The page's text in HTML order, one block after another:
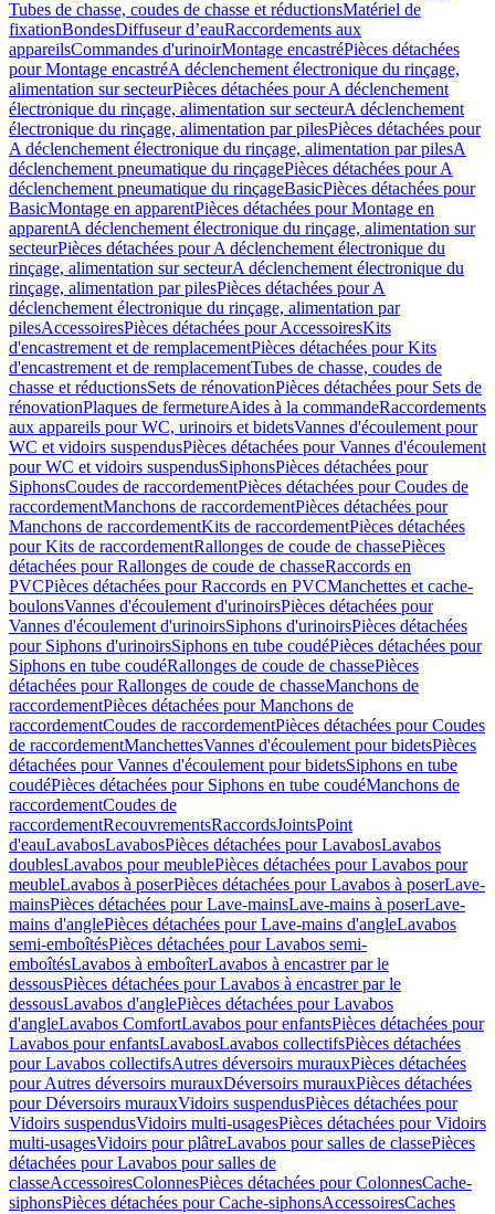
Tubes de chasse, coudes de chasse et réductionsMatériel de
fixationBondesDiffuseur d’eauRaccordements aux
appareilsCommandes d'urinoirMontage encastréPièces détachées
pour Montage encastréA déclenchement électronique du rinçage,
alimentation sur secteurPièces détachées pour A déclenchement
électronique du rinçage, alimentation sur secteurA déclenchement
électronique du rinçage, alimentation par pilesPièces détachées pour
A déclenchement électronique du rinçage, alimentation par pilesA
déclenchement pneumatique du rinçagePièces détachées pour A
déclenchement pneumatique du rinçageBasicPièces détachées pour
BasicMontage en apparentPièces détachées pour Montage en
apparentA déclenchement électronique du rinçage, alimentation sur
secteurPièces détachées pour A déclenchement électronique du
rinçage, alimentation sur secteurA déclenchement électronique du
rinçage, alimentation par pilesPièces détachées pour A
déclenchement électronique du rinçage, alimentation par
pilesAccessoiresPièces détachées pour AccessoiresKits
d'encastrement et de remplacementPièces détachées pour Kits
d'encastrement et de remplacementTubes de chasse, coudes de
chasse et réductionsSets de rénovationPièces détachées pour Sets de
rénovationPlaques de fermetureAides à la commandeRaccordements
aux appareils pour WC, urinoirs et bidetsVannes d'écoulement pour
WC et vidoirs suspendusPièces détachées pour Vannes d'écoulement
pour WC et vidoirs suspendusSiphonsPièces détachées pour
SiphonsCoudes de raccordementPièces détachées pour Coudes de
raccordementManchons de raccordementPièces détachées pour
Manchons de raccordementKits de raccordementPièces détachées
pour Kits de raccordementRallonges de coude de chassePièces
détachées pour Rallonges de coude de chasseRaccords en
PVCPièces détachées pour Raccords en PVCManchettes et cache-
boulonsVannes d'écoulement d'urinoirsPièces détachées pour
Vannes d'écoulement d'urinoirsSiphons d'urinoirsPièces détachées
pour Siphons d'urinoirsSiphons en tube coudéPièces détachées pour
Siphons en tube coudéRallonges de coude de chassePièces
détachées pour Rallonges de coude de chasseManchons de
raccordementPièces détachées pour Manchons de
raccordementCoudes de raccordementPièces détachées pour Coudes
de raccordementManchettesVannes d'écoulement pour bidetsPièces
détachées pour Vannes d'écoulement pour bidetsSiphons en tube
coudéPièces détachées pour Siphons en tube coudéManchons de
raccordementCoudes de
raccordementRecouvrementsRaccordsJointsPoint
d'eauLavabosLavabosPièces détachées pour LavabosLavabos
doublesLavabos pour meublePièces détachées pour Lavabos pour
meubleLavabos à poserPièces détachées pour Lavabos à poserLave-
mainsPièces détachées pour Lave-mainsLave-mains à poserLave-
mains d'anglePièces détachées pour Lave-mains d'angleLavabos
semi-emboîtésPièces détachées pour Lavabos semi-
emboîtésLavabos à emboîterLavabos à encastrer par le
dessousPièces détachées pour Lavabos à encastrer par le
dessousLavabos d'anglePièces détachées pour Lavabos
d'angleLavabos ComfortLavabos pour enfantsPièces détachées pour
Lavabos pour enfantsLavabosLavabos collectifsPièces détachées
pour Lavabos collectifsAutres déversoirs murauxPièces détachées
pour Autres déversoirs murauxDéversoirs murauxPièces détachées
pour Déversoirs murauxVidoirs suspendusPièces détachées pour
Vidoirs suspendusVidoirs multi-usagesPièces détachées pour Vidoirs
multi-usagesVidoirs pour plâtreLavabos pour salles de classePièces
détachées pour Lavabos pour salles de
classeAccessoiresColonnesPièces détachées pour ColonnesCache-
siphonsPièces détachées pour Cache-siphonsAccessoiresCaches